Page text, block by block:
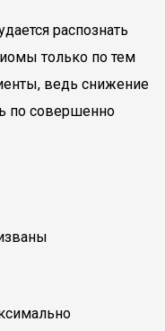
распознать
только по тем
ведь снижение
по совершенно